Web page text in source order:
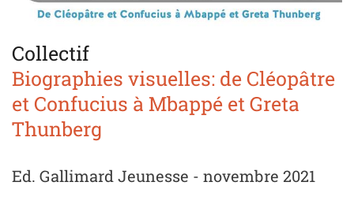
Collectif
Biographies visuelles: de Cléopâtre
et Confucius à Mbappé et Greta
Thunberg
Ed. Gallimard Jeunesse - novembre 2021